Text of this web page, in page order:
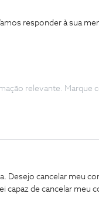
responder à sua
relevante. Marque
Desejo cancelar meu
capaz de cancelar